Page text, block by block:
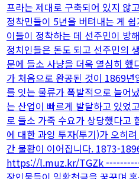
프라는 제대로 구축되어 있지 않
정착민들이 5년을 버텨내는 게
이들이 정착하는 데 선주민이 방
정치인들은 돈도 되고 선주민의
문에 들소 사냥을 더욱 열심히 했
가 처음으로 완공된 것이 1869년
를 잇는 물류가 폭발적으로 늘어
는 산업이 빠르게 발달하고 있었
로 들소 가죽 수요가 상당했다고
에 대한 과잉 투자(투기)가 오히
간 불황이 이어집니다. 1873-
https://l.muz.kr/TGZk